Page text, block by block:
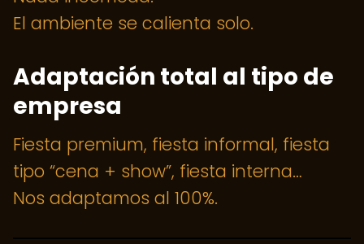
El ambiente se calienta solo.
Adaptación total al tipo de
empresa
Fiesta premium, fiesta informal, fiesta
tipo “cena + show”, fiesta interna…
Nos adaptamos al 100%.